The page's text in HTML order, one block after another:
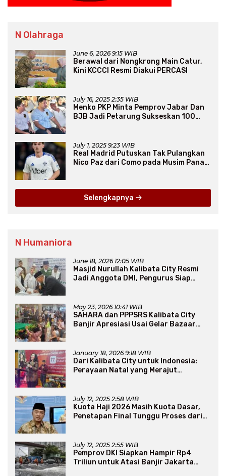
N Olahraga
June 6, 2026 9:15 WIB
Berawal dari Nongkrong Main Catur,
Kini KCCCI Resmi Diakui PERCASI
July 16, 2025 2:35 WIB
Menko PKP Minta Pemprov Jabar Dan
BJB Jadi Petarung Sukseskan 100
July 1, 2025 9:23 WIB
Real Madrid Putuskan Tak Pulangkan
Nico Paz dari Como pada Musim Panas
Selengkapnya
N Humaniora
June 18, 2026 12:05 WIB
Masjid Nurullah Kalibata City Resmi
Jadi Anggota DMI, Pengurus Siap
May 23, 2026 10:41 WIB
SAHARA dan PPPSRS Kalibata City
Banjir Apresiasi Usai Gelar Bazaar
January 18, 2026 9:18 WIB
Dari Kalibata City untuk Indonesia:
Perayaan Natal yang Merajut
July 12, 2025 2:58 WIB
Kuota Haji 2026 Masih Kuota Dasar,
Penetapan Final Tunggu Proses dari
July 12, 2025 2:55 WIB
Pemprov DKI Siapkan Hampir Rp4
Triliun untuk Atasi Banjir Jakarta